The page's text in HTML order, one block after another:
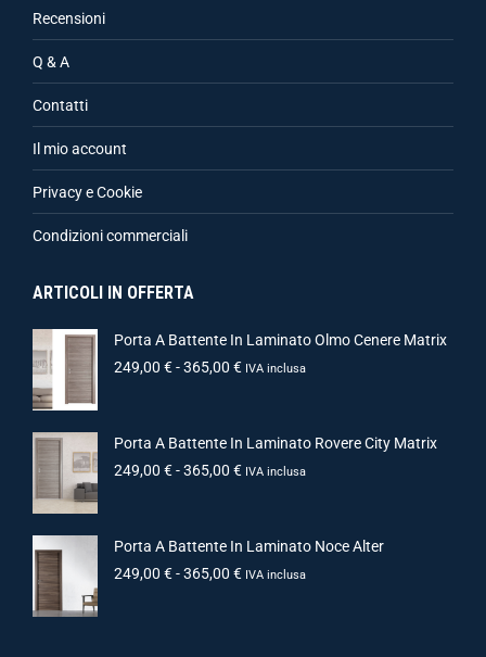
Recensioni
Q & A
Contatti
Il mio account
Privacy e Cookie
Condizioni commerciali
ARTICOLI IN OFFERTA
Porta A Battente In Laminato Olmo Cenere Matrix
249,00 €-365,00 € IVA inclusa
Porta A Battente In Laminato Rovere City Matrix
249,00 €-365,00 € IVA inclusa
Porta A Battente In Laminato Noce Alter
249,00 €-365,00 € IVA inclusa